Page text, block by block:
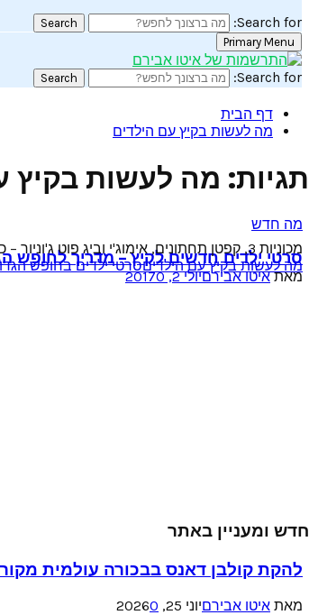
Search for:
Search
Primary Menu
Search for:
Search
דף הבית
מה לעשות בקיץ עם הילדים
תגיות: מה לעשות בקיץ
מה חדש
סרטי ילדים חדשים לקיץ – מדריך לחופש
מאתאיטו אבירםיולי 2, 2017 0
מכוניות 3, קפטן תחתונים, אימוג'י וביג פוט ג'וניור – כולם סרטים מצוירים חדשים, שיעזרו לכם ולילדיכם להעביר שעתיים צוננות של כיף בקיץ הלוהט....
מה לעשות בקיץ עם הילדיםסרטי ילדים בחופש
חדש ומעניין באתר
להקת קולבן דאנס בבכורה עולמית
מאת איטו אבירםיוני 25, 2026 0